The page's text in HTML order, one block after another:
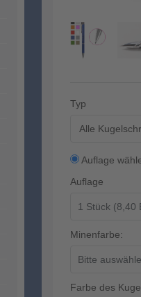
Typ
Alle
Auflage
Auflage
Minenfarbe:
Farbe des